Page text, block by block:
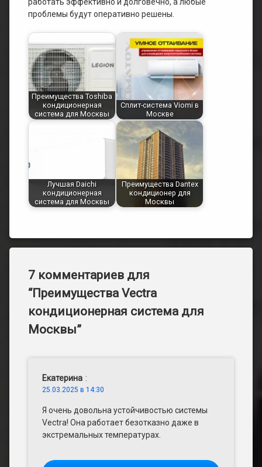
проблемы будут оперативно решены.
Преимущества Toshiba
кондиционерная
система для Москвы
Сплит-система Viomi в
Москве
Лучшая Daichi
кондиционерная
система для Москвы
Преимущества Dantex
кондиционер для
Москвы
7 комментариев для
“Преимущества Vectra
кондиционерная система для
Москвы”
Екатерина :
25.03.2025 в 14:30
Я очень довольна устойчивостью системы
Vectra! Она работает безотказно даже в
экстремальных температурах.